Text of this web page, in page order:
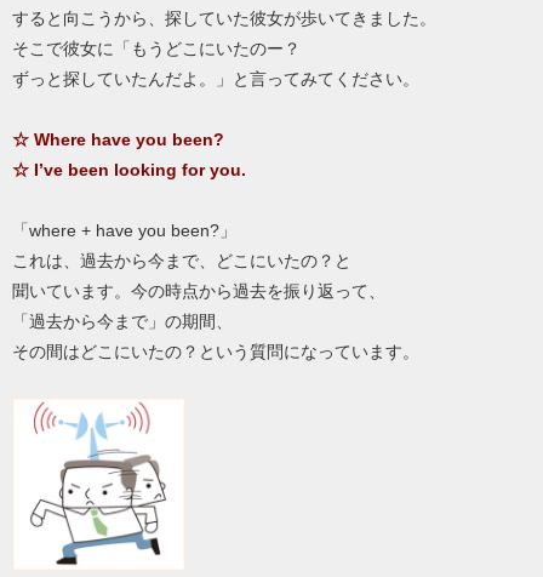
すると向こうから、探していた彼女が歩いてきました。
そこで彼女に「もうどこにいたのー？
ずっと探していたんだよ。」と言ってみてください。
☆ Where have you been?
☆ I’ve been looking for you.
「where + have you been?」
これは、過去から今まで、どこにいたの？と
聞いています。今の時点から過去を振り返って、
「過去から今まで」の期間、
その間はどこにいたの？という質問になっています。